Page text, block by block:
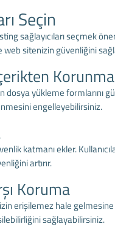
Seçin
sağlayıcıları seçmek
sitenizin güvenliğini
Korunma
yükleme formlarını
engelleyebilirsiniz.
katmanı ekler.
artırır.
Koruma
erişilemez hale
sağlayabilirsiniz.